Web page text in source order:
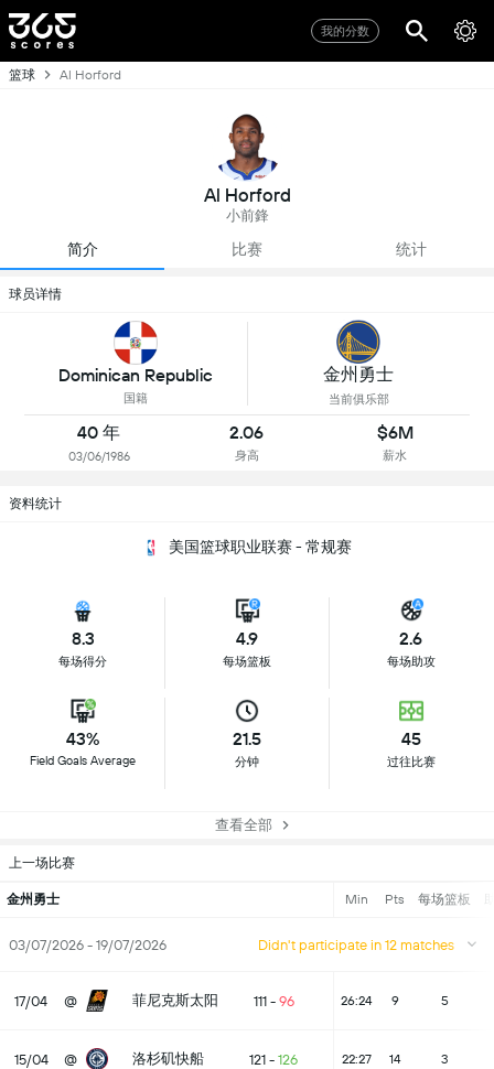
我的分数
篮球 Al Horford
Al Horford
小前鋒
简介 比赛 统计
球员详情
Dominican Republic
国籍
金州勇士
当前俱乐部
40 年
03/06/1986
2.06
身高
$6M
薪水
资料统计
美国篮球职业联赛 - 常规赛
8.3
每场得分
4.9
每场篮板
2.6
每场助攻
43%
Field Goals Average
21.5
分钟
45
过往比赛
查看全部
上一场比赛
金州勇士 Min Pts 每场篮板
03/07/2026 - 19/07/2026 Didn't participate in 12 matches
17/04 @ 菲尼克斯太阳 111- 96 26:24 9 5
15/04 @ 洛杉矶快船 121 - 126 22:27 14 3